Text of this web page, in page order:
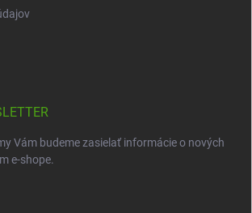
Vám budeme zasielať informácie o nových
e-shope.